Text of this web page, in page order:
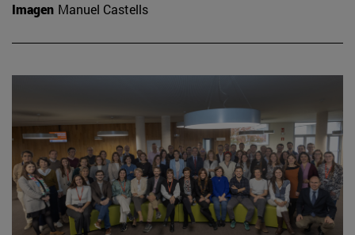
Imagen Manuel Castells